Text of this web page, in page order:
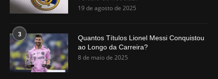
19 de agosto de 2025
3
Quantos Títulos Lionel Messi Conquistou
ao Longo da Carreira?
8 de maio de 2025